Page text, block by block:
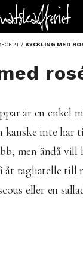
/ KYCKLING MED
är en enkel
kanske inte har
men ändå
åt tagliatelle till
eller en